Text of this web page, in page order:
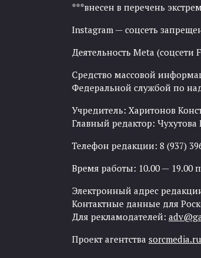
***внесен в перечень
Instagram — соцсеть
Деятельность Meta (соцсети
Средство массовой
Федеральной службой по
Учредитель: Харитонов
Главный редактор:
Телефон редакции: 8 (937)
Время работы: 10.00 — 19.00
Электронный адрес
Контактные данные для
Для рекламодателей:
Проект агентства sorcmedia.ru